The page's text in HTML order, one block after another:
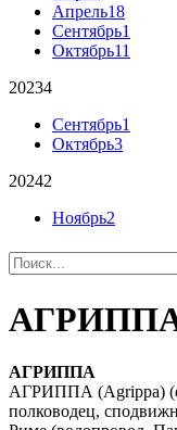
Апрель18
Сентябрь1
Октябрь11
20234
Сентябрь1
Октябрь3
20242
Ноябрь2
АГРИППА
АГРИППА (Agrippa)
полководец,